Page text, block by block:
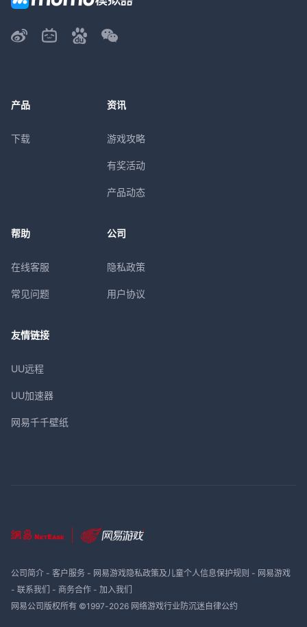
产品
下载
资讯
游戏攻略
有奖活动
产品动态
帮助
在线客服
常见问题
公司
隐私政策
用户协议
友情链接
UU远程
UU加速器
网易千千壁纸
公司简介- 客户服务- 网易游戏隐私政策及儿童个人信息保护规则 - 网易游戏
- 联系我们 - 商务合作- 加入我们
网易公司版权所有 ©1997-2026 网络游戏行业防沉迷自律公约